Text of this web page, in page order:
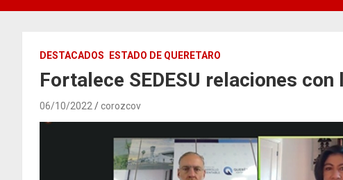
DESTACADOS ESTADO DE QUERETARO
Fortalece SEDESU relaciones
06/10/2022 corozcov